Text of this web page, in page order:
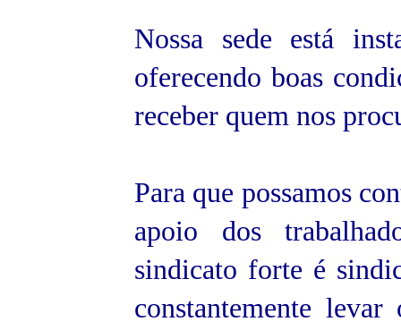
Nossa sede está
oferecendo boas
receber quem nos
Para que possamos
apoio dos
sindicato forte é
constantemente